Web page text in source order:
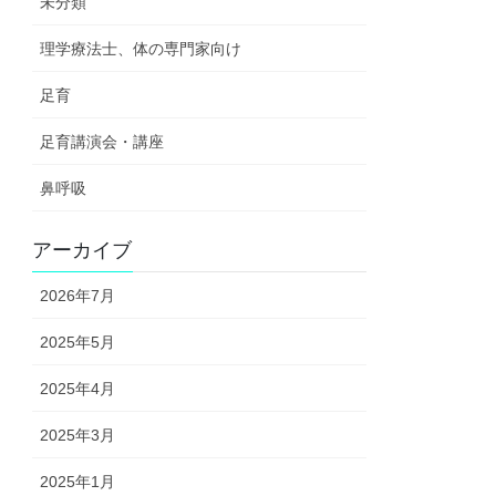
理学療法士、体の専門家向け
足育
足育講演会・講座
鼻呼吸
アーカイブ
2026年7月
2025年5月
2025年4月
2025年3月
2025年1月